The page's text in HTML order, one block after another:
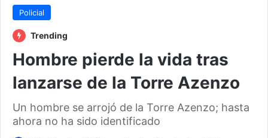
Policial
Trending
Hombre pierde la vida tras
lanzarse de la Torre Azenzo
Un hombre se arrojó de la Torre Azenzo; hasta
ahora no ha sido identificado